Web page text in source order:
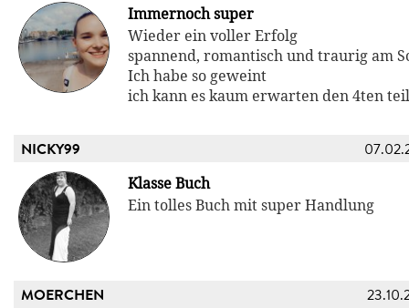
Immernoch super
Wieder ein voller Erfolg
spannend, romantisch und traurig am
Ich habe so geweint
ich kann es kaum erwarten den 4ten
NICKY99
Klasse Buch
Ein tolles Buch mit super Handlung
MOERCHEN